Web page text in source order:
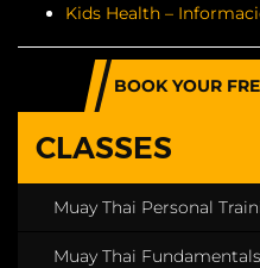
Kids Health –
BOOK YOUR
CLASSES
Muay Thai Personal
Muay Thai